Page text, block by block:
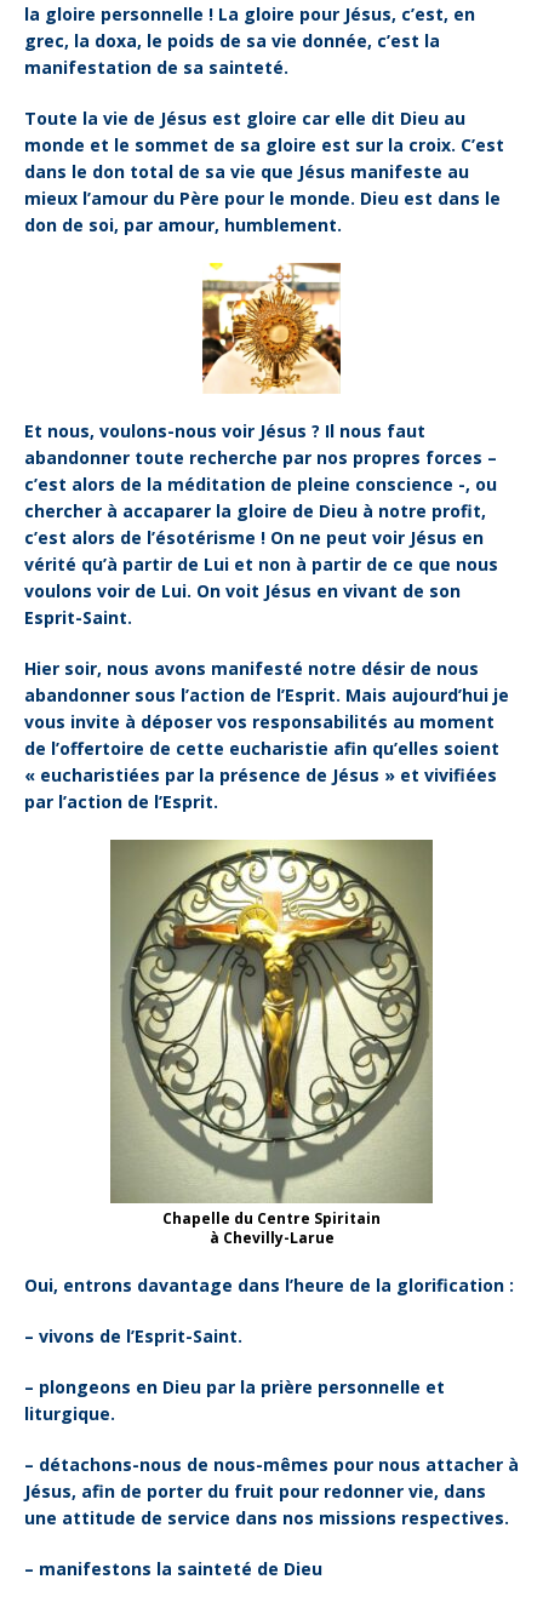
la gloire personnelle ! La gloire pour Jésus, c’est, en
grec, la doxa, le poids de sa vie donnée, c’est la
manifestation de sa sainteté.
Toute la vie de Jésus est gloire car elle dit Dieu au
monde et le sommet de sa gloire est sur la croix. C’est
dans le don total de sa vie que Jésus manifeste au
mieux l’amour du Père pour le monde. Dieu est dans le
don de soi, par amour, humblement.
Et nous, voulons-nous voir Jésus ? Il nous faut
abandonner toute recherche par nos propres forces –
c’est alors de la méditation de pleine conscience -, ou
chercher à accaparer la gloire de Dieu à notre profit,
c’est alors de l’ésotérisme ! On ne peut voir Jésus en
vérité qu’à partir de Lui et non à partir de ce que nous
voulons voir de Lui. On voit Jésus en vivant de son
Esprit-Saint.
Hier soir, nous avons manifesté notre désir de nous
abandonner sous l’action de l’Esprit. Mais aujourd’hui je
vous invite à déposer vos responsabilités au moment
de l’offertoire de cette eucharistie afin qu’elles soient
« eucharistiées par la présence de Jésus » et vivifiées
par l’action de l’Esprit.
Chapelle du Centre Spiritain
à Chevilly-Larue
Oui, entrons davantage dans l’heure de la glorification :
– vivons de l’Esprit-Saint.
– plongeons en Dieu par la prière personnelle et
liturgique.
– détachons-nous de nous-mêmes pour nous attacher à
Jésus, afin de porter du fruit pour redonner vie, dans
une attitude de service dans nos missions respectives.
– manifestons la sainteté de Dieu